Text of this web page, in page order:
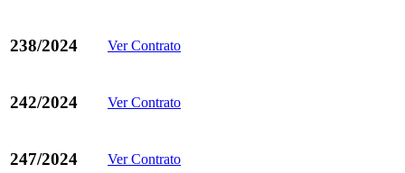
238/2024 Ver Contrato
242/2024 Ver Contrato
247/2024 Ver Contrato